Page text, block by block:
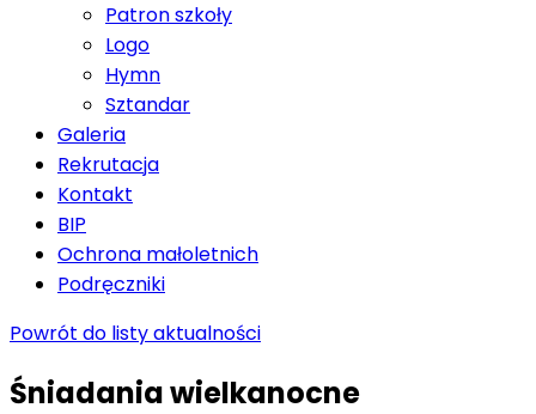
Patron szkoły
Logo
Hymn
Sztandar
Galeria
Rekrutacja
Kontakt
BIP
Ochrona małoletnich
Podręczniki
Powrót do listy aktualności
Śniadania wielkanocne